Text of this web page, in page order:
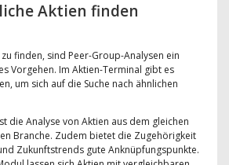
Aktien finden
finden, sind Peer-Group-Analysen ein
Vorgehen. Im Aktien-Terminal gibt es
um sich auf die Suche nach ähnlichen
die Analyse von Aktien aus dem gleichen
Branche. Zudem bietet die Zugehörigkeit
Zukunftstrends gute Anknüpfungspunkte.